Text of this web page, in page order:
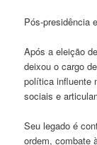
Pós-presidência
Após a eleição
deixou o cargo
política influente
sociais e
Seu legado é
ordem, combate